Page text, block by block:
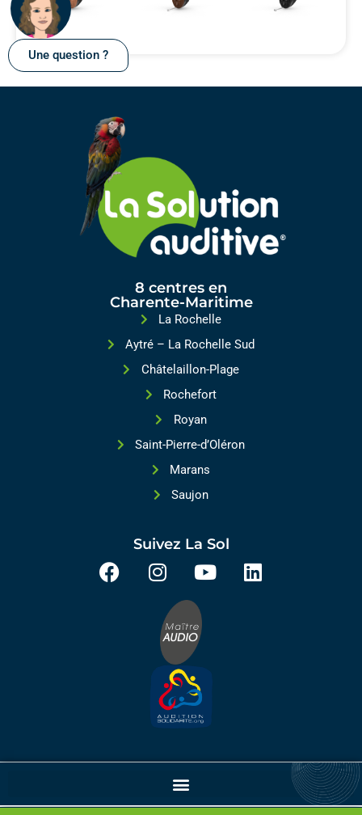
Une question ?
8 centres en
Charente-Maritime
La Rochelle
Aytré – La Rochelle Sud
Châtelaillon-Plage
Rochefort
Royan
Saint-Pierre-d’Oléron
Marans
Saujon
Suivez La Sol